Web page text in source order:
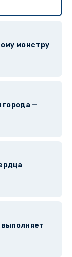
монстру
города —